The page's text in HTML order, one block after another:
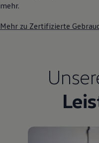
mehr.
Mehr zu Zertifizierte